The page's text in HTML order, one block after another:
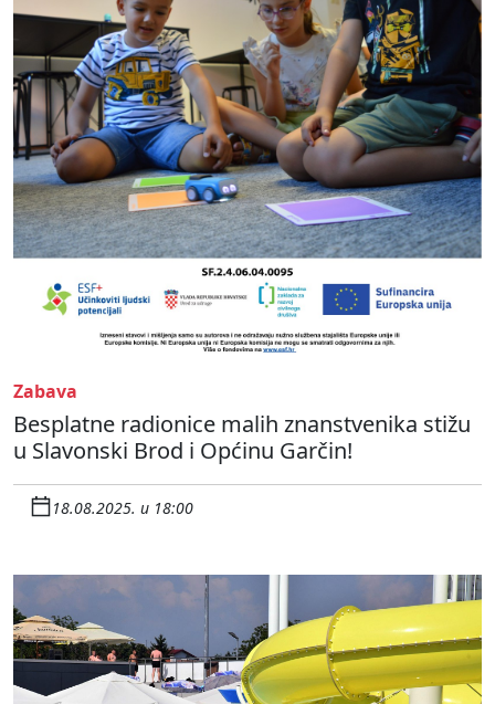
Zabava
Besplatne radionice malih znanstvenika stižu
u Slavonski Brod i Općinu Garčin!
18.08.2025. u 18:00